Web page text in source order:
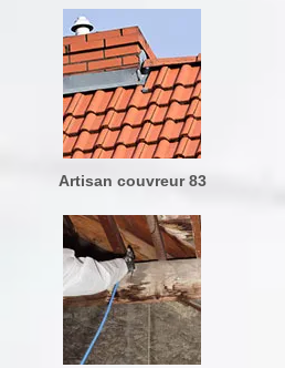
Artisan couvreur 83